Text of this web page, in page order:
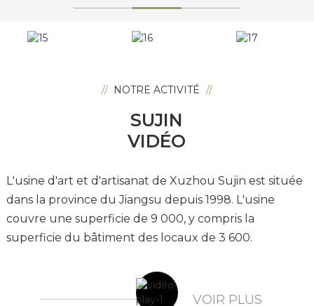
// NOTRE ACTIVITÉ //
SUJIN
VIDÉO
L'usine d'art et d'artisanat de Xuzhou Sujin est située
dans la province du Jiangsu depuis 1998. L'usine
couvre une superficie de 9 000, y compris la
superficie du bâtiment des locaux de 3 600.
VOIR PLUS